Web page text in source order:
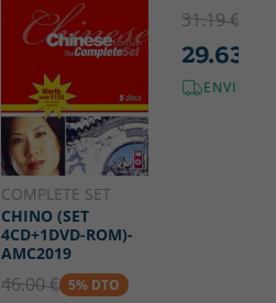
COMPLETE SET
CHINO (SET
4CD+1DVD-ROM)-
AMC2019
46.00 € 5% DTO
31.19 €
29.63 €
ENVIO